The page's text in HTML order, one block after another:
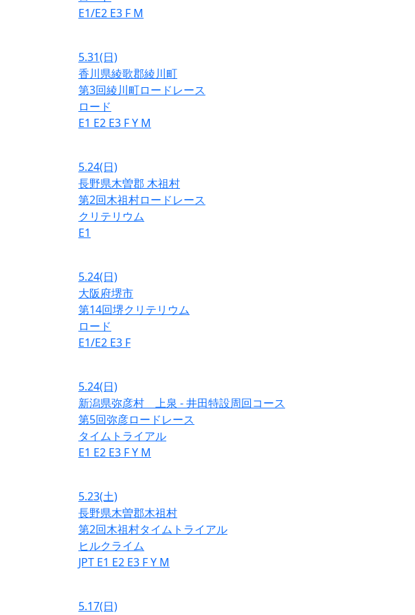
E1/E2 E3 F M
5.31(日)
香川県綾歌郡綾川町
第3回綾川町ロードレース
ロード
E1 E2 E3 FY M
5.24(日)
長野県木曽郡 木祖村
第2回木祖村ロードレース
クリテリウム
E1
5.24(日)
大阪府堺市
第14回堺クリテリウム
ロード
E1/E2 E3 F
5.24(日)
新潟県弥彦村 上泉 - 井田特設周回コース
第5回弥彦ロードレース
タイムトライアル
E1 E2 E3 FY M
5.23(土)
長野県木曽郡木祖村
第2回木祖村タイムトライアル
ヒルクライム
JPT E1 E2 E3 FY M
5.17(日)